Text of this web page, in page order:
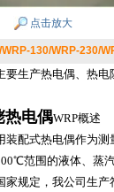
点击放大
130/WRP-230/
要生产热电偶、热
热电偶WRP概述
式热电偶作为测量
范围的液体、蒸
定，我公司生产符